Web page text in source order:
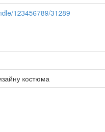
123456789/31289
костюма